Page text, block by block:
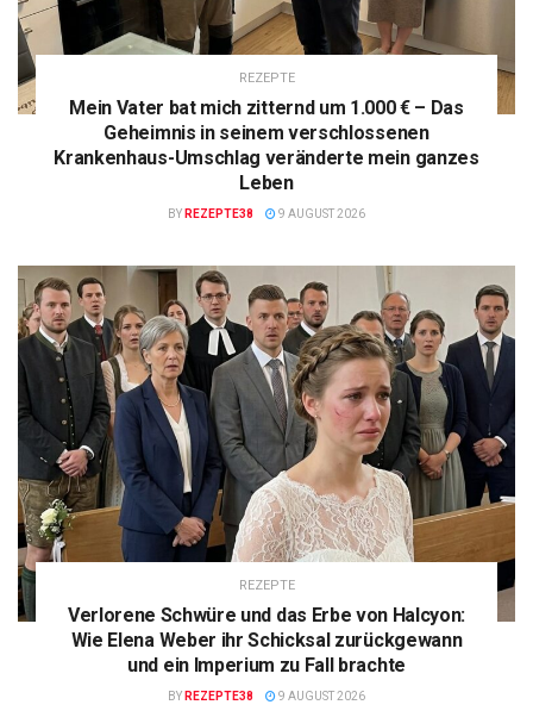
REZEPTE
Mein Vater bat mich zitternd um 1.000 € – Das
Geheimnis in seinem verschlossenen
Krankenhaus-Umschlag veränderte mein ganzes
Leben
BY REZEPTE38 9 AUGUST 2026
REZEPTE
Verlorene Schwüre und das Erbe von Halcyon:
Wie Elena Weber ihr Schicksal zurückgewann
und ein Imperium zu Fall brachte
BY REZEPTE38 9 AUGUST 2026